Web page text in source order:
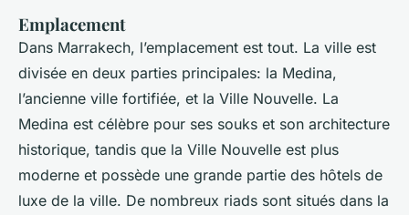
Emplacement
Dans Marrakech, l’emplacement est tout. La ville est
divisée en deux parties principales: la Medina,
l’ancienne ville fortifiée, et la Ville Nouvelle. La
Medina est célèbre pour ses souks et son architecture
historique, tandis que la Ville Nouvelle est plus
moderne et possède une grande partie des hôtels de
luxe de la ville. De nombreux riads sont situés dans la